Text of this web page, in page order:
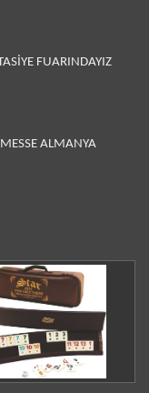
FUARINDAYIZ
ALMANYA